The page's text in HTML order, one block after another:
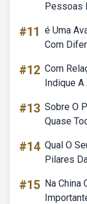
Pessoas
#11 é Uma
Com
#12 Com
Indique
#13 Sobre O
Quase
#14 Qual O
Pilares
#15 Na China